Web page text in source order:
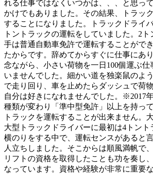
れる仕事ではなくいつかは、、、と思っ
かけでもありました。その結果、トラッ
することになりました。トラックドライ
トントラックの運転をしていました。2
手は普通自動車免許で運転することがで
たからです。辞めてからすぐに仕事にあ
念ながら、小さい荷物を一日100個運ぶ仕
いませんでした。細かい道を独楽鼠のよ
で走り回り、車を止めたらダッシュで荷
自分は好きになれませんでした。※2017
種類が変わり「準中型免許」以上を持っ
トラックを運転することが出来ません。
大型トラックドライバーに最初は4トント
横のりをする中で、運転センスがあると
人立ちしました。そこからは順風満帆で
リフトの資格を取得したことも功を奏し
なっています。資格や経験が非常に重要